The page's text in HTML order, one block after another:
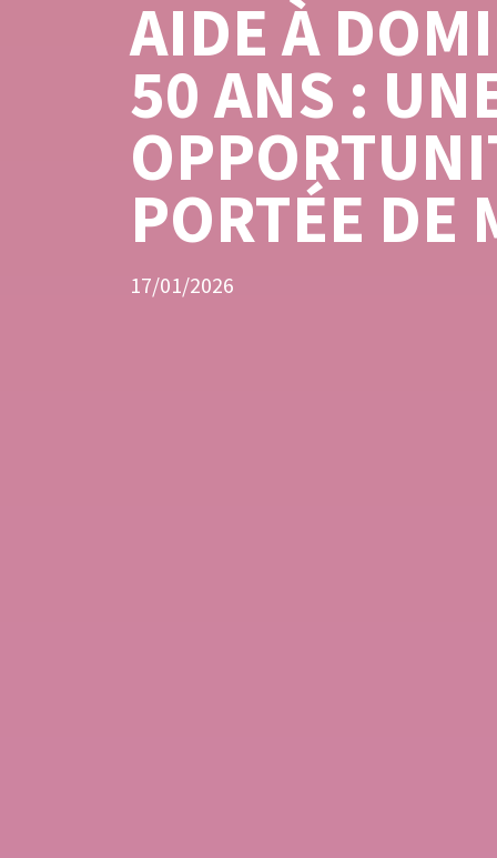
AIDE À
50 ANS :
PORTÉE DE
17/01/2026